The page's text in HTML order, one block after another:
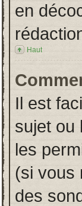
en
Haut
Il est
sujet ou
les
(si vous
des